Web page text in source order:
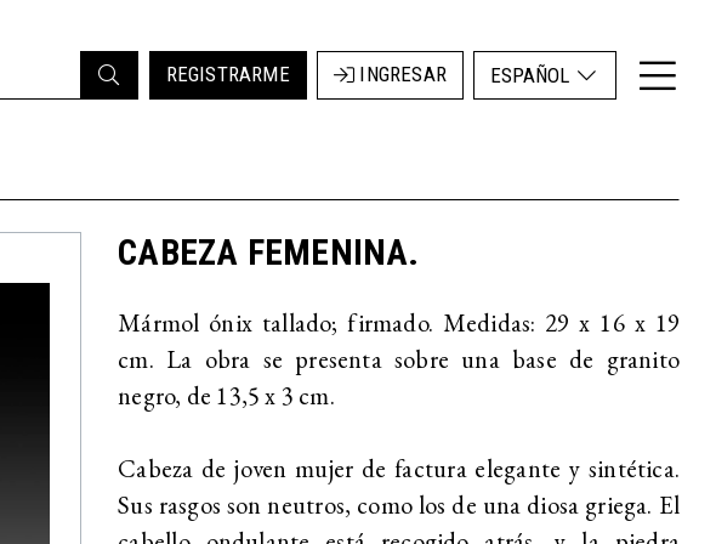
REGISTRARME INGRESAR ESPAÑOL
CABEZA FEMENINA.
Mármol ónix tallado; firmado. Medidas: 29 x 16 x 19
cm. La obra se presenta sobre una base de granito
negro, de 13,5 x 3 cm.
Cabeza de joven mujer de factura elegante y sintética.
Sus rasgos son neutros, como los de una diosa griega. El